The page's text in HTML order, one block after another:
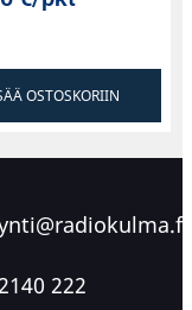
OSTOSKORIIN
222